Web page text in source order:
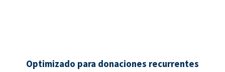
Optimizado para donaciones recurrentes